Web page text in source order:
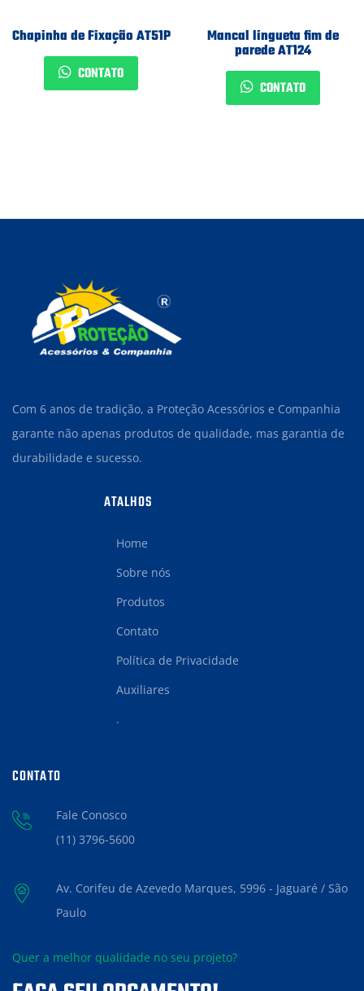
Chapinha de Fixação AT51P
CONTATO
Mancal lingueta fim de
parede AT124
CONTATO
Com 6 anos de tradição, a Proteção Acessórios e Companhia
garante não apenas produtos de qualidade, mas garantia de
durabilidade e sucesso.
ATALHOS
Home
Sobre nós
Produtos
Contato
Política de Privacidade
Auxiliares
.
CONTATO
Fale Conosco
(11) 3796-5600
Av. Corifeu de Azevedo Marques, 5996 - Jaguaré / São
Paulo
Quer a melhor qualidade no seu projeto?